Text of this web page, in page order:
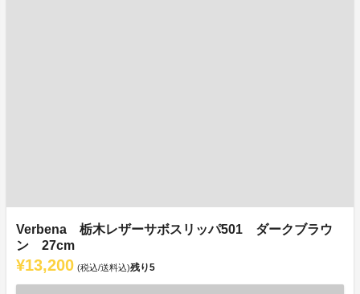
Verbena 栃木レザーサボスリッパ501 ダークブラウ
ン 27cm
¥13,200 (税込/送料込)残り5